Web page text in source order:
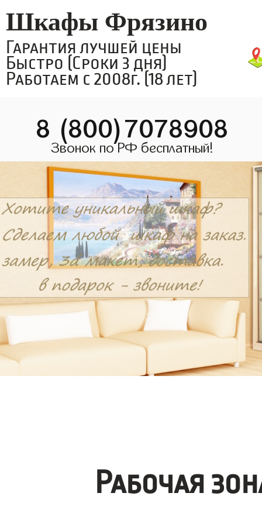
Шкафы Фрязино
Гарантия лучшей цены
Быстро (Сроки 3 дня)
Работаем с 2008г. (18 лет)
8 (800)7078908
Звонок по РФ бесплатный!
Рабочая